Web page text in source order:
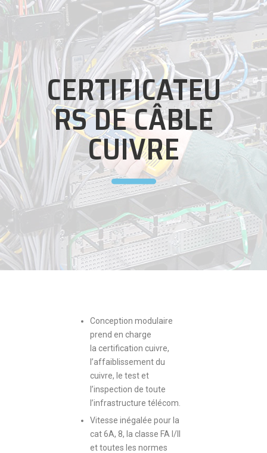
CERTIFICATEU
RS DE CÂBLE
CUIVRE
Conception modulaire
prend en charge
la certification cuivre,
l’affaiblissement du
cuivre, le test et
l’inspection de toute
l’infrastructure télécom.
Vitesse inégalée pour la
cat 6A, 8, la classe FA I/II
et toutes les normes